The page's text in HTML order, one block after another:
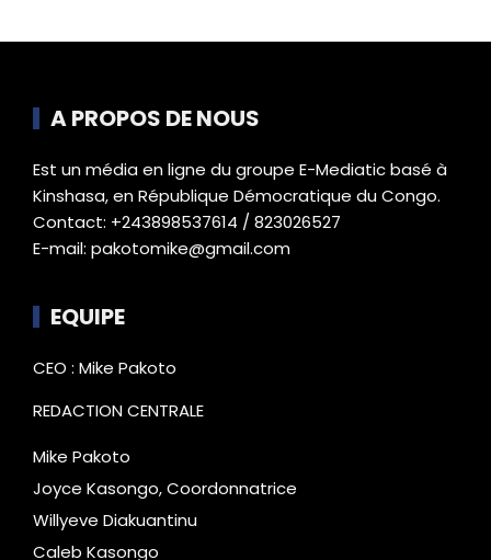
A PROPOS DE NOUS
Est un média en ligne du groupe E-Mediatic basé à
Kinshasa, en République Démocratique du Congo.
Contact: +243898537614 / 823026527
E-mail: pakotomike@gmail.com
EQUIPE
CEO : Mike Pakoto
REDACTION CENTRALE
Mike Pakoto
Joyce Kasongo, Coordonnatrice
Willyeve Diakuantinu
Caleb Kasongo